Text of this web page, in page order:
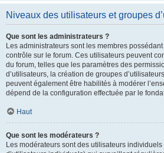
Niveaux des utilisateurs et groupes
Que sont les administrateurs ?
Les administrateurs sont les membres
contrôle sur le forum. Ces utilisateurs peuvent
du forum, telles que les paramètres des
d’utilisateurs, la création de groupes
peuvent également être habilités à modérer
dépend de la configuration effectuée par le
Haut
Que sont les modérateurs ?
Les modérateurs sont des utilisateurs